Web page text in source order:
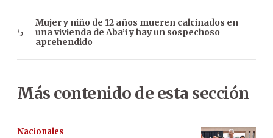
Mujer y niño de 12 años mueren calcinados en
una vivienda de Aba’i y hay un sospechoso
aprehendido
Más contenido de esta sección
Nacionales